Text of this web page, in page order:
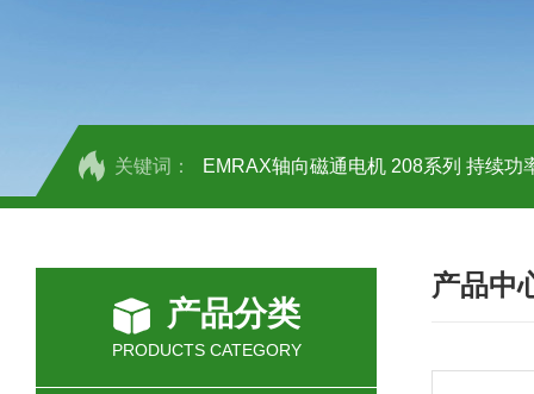
关键词： EMRAX轴向磁通电机 208系列 持续功
OEMER三相同步电机MTES 132SB/2
OEMER三相同步电机MTES 160MA/2
产品分类
PRODUCTS CATEGORY
产品中